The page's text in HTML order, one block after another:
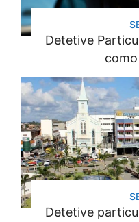
Detetive
Detetive